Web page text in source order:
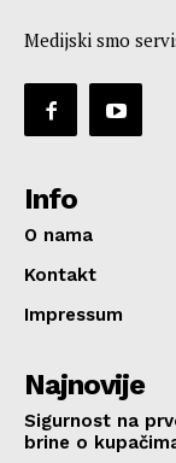
Medijski smo
Info
O nama
Kontakt
Impressum
Najnovije
Sigurnost na
brine o